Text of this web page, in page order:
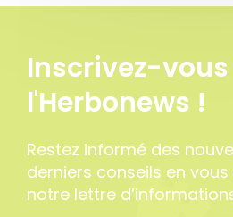
Inscrivez-
l'Herbonews !
Restez informé des
derniers conseils en
notre lettre